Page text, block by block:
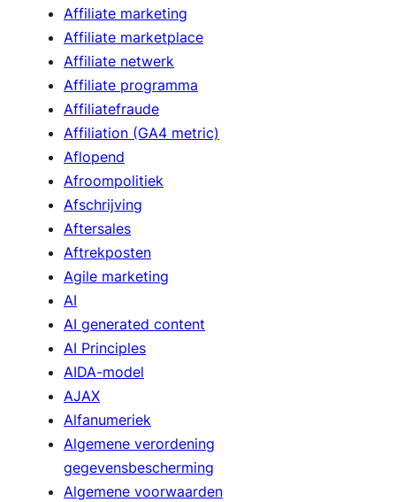
Affiliate marketing
Affiliate marketplace
Affiliate netwerk
Affiliate programma
Affiliatefraude
Affiliation (GA4 metric)
Aflopend
Afroompolitiek
Afschrijving
Aftersales
Aftrekposten
Agile marketing
AI
AI generated content
AI Principles
AIDA-model
AJAX
Alfanumeriek
Algemene verordening
gegevensbescherming
Algemene voorwaarden